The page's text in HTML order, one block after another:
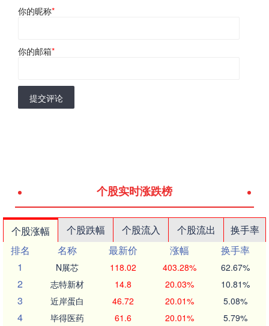
你的昵称*
你的邮箱*
提交评论
个股实时涨跌榜
个股涨幅 个股跌幅 个股流入 个股流出
换手率
排名
名称 最新价 涨幅
换手率
1
N展芯 118.02 403.28% 62.67%
2 志特新材 14.8 20.03% 10.81%
3 近岸蛋白 46.72 20.01% 5.08%
4 毕得医药 61.6 20.01% 5.79%